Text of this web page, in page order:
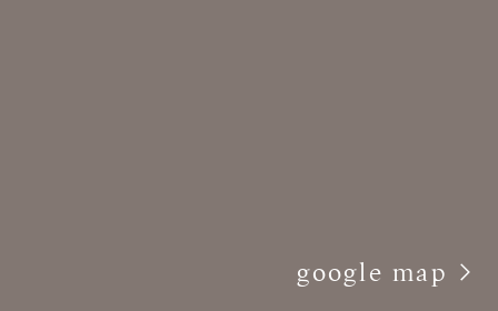
google map